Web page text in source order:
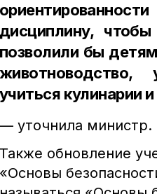
дисциплину,
позволили бы
животноводство,
учиться кулинарии
— уточнила министр.
Также обновление
«Основы